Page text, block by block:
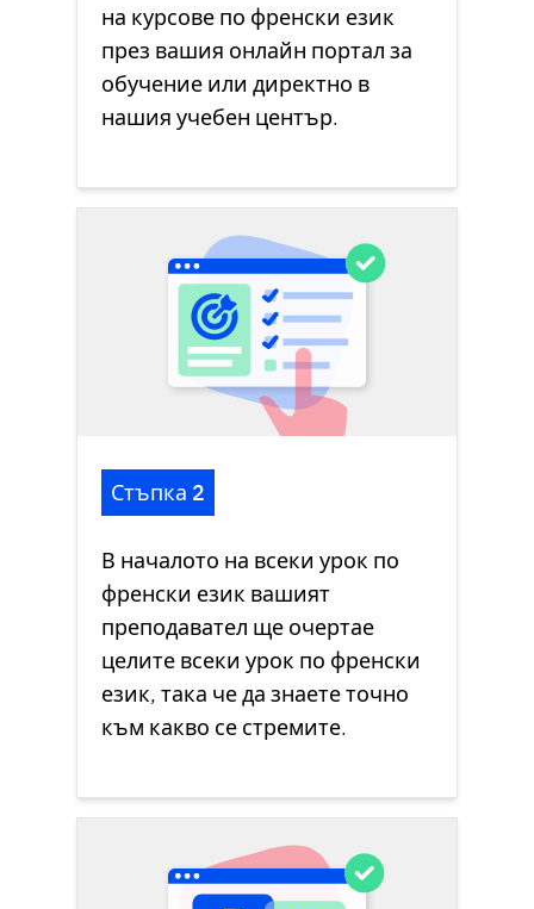
на курсове по френски език
през вашия онлайн портал за
обучение или директно в
нашия учебен център.
Стъпка 2
В началото на всеки урок по
френски език вашият
преподавател ще очертае
целите всеки урок по френски
език, така че да знаете точно
към какво се стремите.